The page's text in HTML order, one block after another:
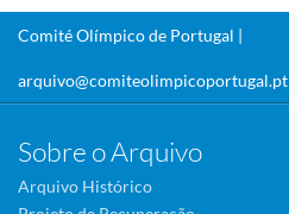
Comité Olímpico de Portugal |
arquivo@comiteolimpicoportugal.pt
Sobre o Arquivo
Arquivo Histórico